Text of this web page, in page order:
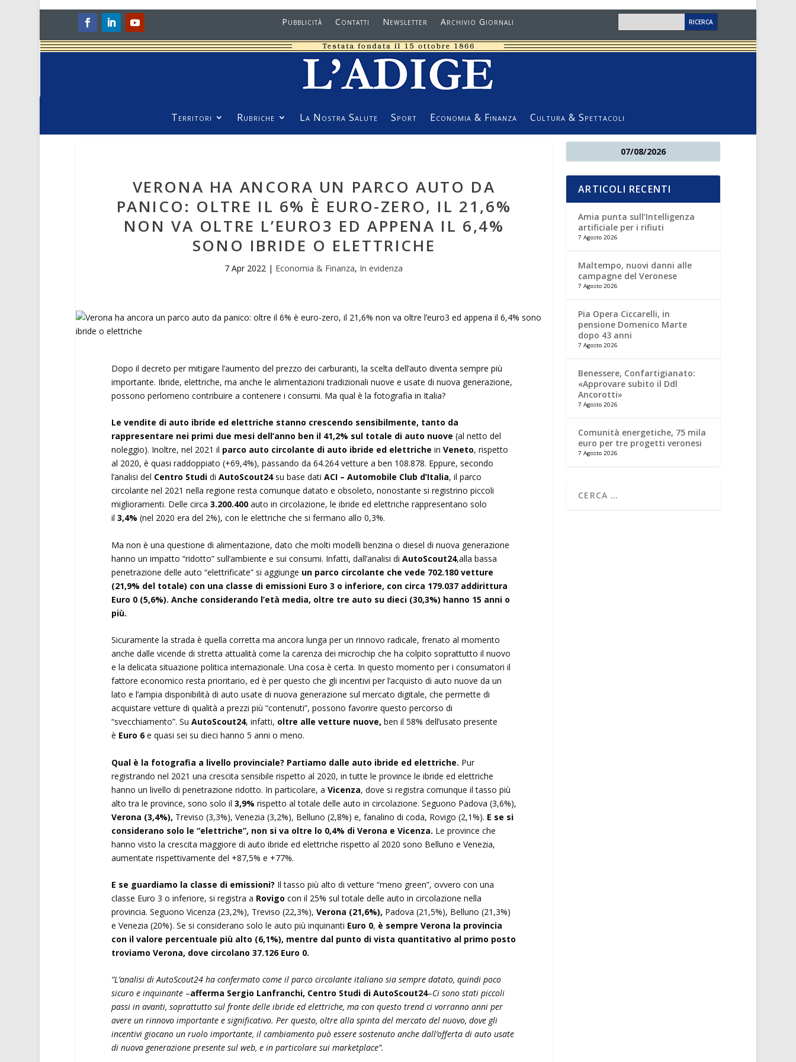
Pubblicità Contatti Newsletter Archivio Giornali
Territori Rubriche La Nostra Salute Sport Economia & Finanza Cultura & Spettacoli
VERONA HA ANCORA UN PARCO AUTO DA
PANICO: OLTRE IL 6% È EURO-ZERO, IL 21,6%
NON VA OLTRE L’EURO3 ED APPENA IL 6,4%
SONO IBRIDE O ELETTRICHE
7 Apr 2022 | Economia & Finanza, In evidenza
Dopo il decreto per mitigare l’aumento del prezzo dei carburanti, la scelta dell’auto diventa sempre più
importante. Ibride, elettriche, ma anche le alimentazioni tradizionali nuove e usate di nuova generazione,
possono perlomeno contribuire a contenere i consumi. Ma qual è la fotografia in Italia?
Le vendite di auto ibride ed elettriche stanno crescendo sensibilmente, tanto da
rappresentare nei primi due mesi dell’anno ben il 41,2% sul totale di auto nuove (al netto del
noleggio). Inoltre, nel 2021 il parco auto circolante di auto ibride ed elettriche in Veneto, rispetto
al 2020, è quasi raddoppiato (+69,4%), passando da 64.264 vetture a ben 108.878. Eppure, secondo
l’analisi del Centro Studi di AutoScout24su base dati ACI – Automobile Club d’Italia, il parco
circolante nel 2021 nella regione resta comunque datato e obsoleto, nonostante si registrino piccoli
miglioramenti. Delle circa 3.200.400 auto in circolazione, le ibride ed elettriche rappresentano solo
il 3,4% (nel 2020 era del 2%), con le elettriche che si fermano allo 0,3%.
Ma non è una questione di alimentazione, dato che molti modelli benzina o diesel di nuova generazione
hanno un impatto “ridotto” sull’ambiente e sui consumi. Infatti, dall’analisi di AutoScout24,alla bassa
penetrazione delle auto “elettrificate” si aggiunge un parco circolante che vede 702.180 vetture
(21,9% del totale) con una classe di emissioni Euro 3 o inferiore, con circa 179.037 addirittura
Euro 0 (5,6%). Anche considerando l’età media, oltre tre auto su dieci (30,3%) hanno 15 anni o
più.
Sicuramente la strada è quella corretta ma ancora lunga per un rinnovo radicale, frenato al momento
anche dalle vicende di stretta attualità come la carenza dei microchip che ha colpito soprattutto il nuovo
e la delicata situazione politica internazionale. Una cosa è certa. In questo momento per i consumatori il
fattore economico resta prioritario, ed è per questo che gli incentivi per l’acquisto di auto nuove da un
lato e l’ampia disponibilità di auto usate di nuova generazione sul mercato digitale, che permette di
acquistare vetture di qualità a prezzi più “contenuti”, possono favorire questo percorso di
“svecchiamento”. Su AutoScout24, infatti, oltre alle vetture nuove, ben il 58% dell’usato presente
è Euro 6e quasi sei su dieci hanno 5 anni o meno.
Qual è la fotografia a livello provinciale? Partiamo dalle auto ibride ed elettriche. Pur
registrando nel 2021 una crescita sensibile rispetto al 2020, in tutte le province le ibride ed elettriche
hanno un livello di penetrazione ridotto. In particolare, a Vicenza, dove si registra comunque il tasso più
alto tra le province, sono solo il 3,9% rispetto al totale delle auto in circolazione. Seguono Padova (3,6%),
Verona (3,4%), Treviso (3,3%), Venezia (3,2%), Belluno (2,8%) e, fanalino di coda, Rovigo (2,1%). E se si
considerano solo le “elettriche”, non si va oltre lo 0,4% di Verona e Vicenza. Le province che
hanno visto la crescita maggiore di auto ibride ed elettriche rispetto al 2020 sono Belluno e Venezia,
aumentate rispettivamente del +87,5% e +77%.
E se guardiamo la classe di emissioni? Il tasso più alto di vetture “meno green”, ovvero con una
classe Euro 3 o inferiore, si registra a Rovigo con il 25% sul totale delle auto in circolazione nella
provincia. Seguono Vicenza (23,2%), Treviso (22,3%), Verona (21,6%), Padova (21,5%), Belluno (21,3%)
e Venezia (20%). Se si considerano solo le auto più inquinanti Euro 0, è sempre Verona la provincia
con il valore percentuale più alto (6,1%), mentre dal punto di vista quantitativo al primo posto
troviamo Verona, dove circolano 37.126 Euro 0.
“L’analisi di AutoScout24 ha confermato come il parco circolante italiano sia sempre datato, quindi poco
sicuro e inquinante –afferma Sergio Lanfranchi, Centro Studi di AutoScout24–Ci sono stati piccoli
passi in avanti, soprattutto sul fronte delle ibride ed elettriche, ma con questo trend ci vorranno anni per
avere un rinnovo importante e significativo. Per questo, oltre alla spinta del mercato del nuovo, dove gli
incentivi giocano un ruolo importante, il cambiamento può essere sostenuto anche dall’offerta di auto usate
di nuova generazione presente sul web, e in particolare sui marketplace”.
07/08/2026
ARTICOLI RECENTI
Amia punta sull’Intelligenza
artificiale per i rifiuti
7 Agosto 2026
Maltempo, nuovi danni alle
campagne del Veronese
7 Agosto 2026
Pia Opera Ciccarelli, in
pensione Domenico Marte
dopo 43 anni
7 Agosto 2026
Benessere, Confartigianato:
«Approvare subito il Ddl
Ancorotti»
7 Agosto 2026
Comunità energetiche, 75 mila
euro per tre progetti veronesi
7 Agosto 2026